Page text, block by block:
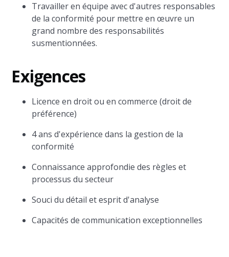
Travailler en équipe avec d'autres responsables
de la conformité pour mettre en œuvre un
grand nombre des responsabilités
susmentionnées.
Exigences
Licence en droit ou en commerce (droit de
préférence)
4 ans d'expérience dans la gestion de la
conformité
Connaissance approfondie des règles et
processus du secteur
Souci du détail et esprit d'analyse
Capacités de communication exceptionnelles